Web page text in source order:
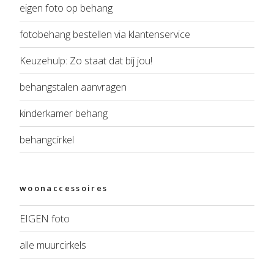
eigen foto op behang
fotobehang bestellen via klantenservice
Keuzehulp: Zo staat dat bij jou!
behangstalen aanvragen
kinderkamer behang
behangcirkel
woonaccessoires
EIGEN foto
alle muurcirkels